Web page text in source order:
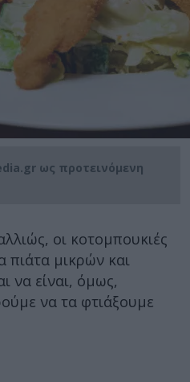
ως προτεινόμενη
οι κοτομπουκιές
πιάτα μικρών και
να είναι, όμως,
να τα φτιάξουμε